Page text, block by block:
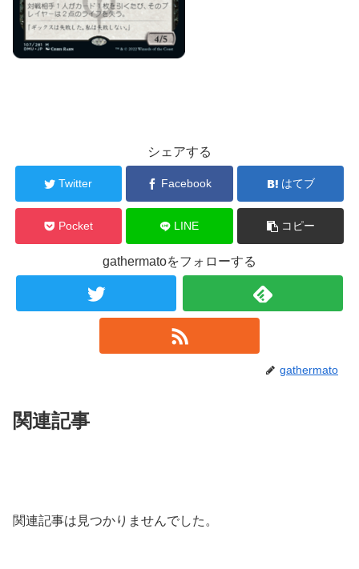
シェアする
Twitter Facebook はてブ
Pocket LINE コピー
gathermatoをフォローする
gathermato
関連記事
関連記事は見つかりませんでした。